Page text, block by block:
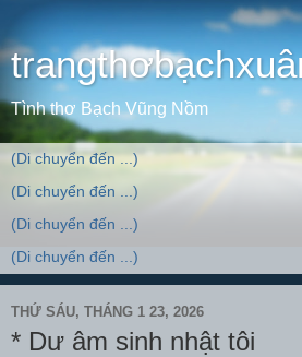
Tình thơ Bạch Vũng Nồm
THỨ SÁU, THÁNG 1 23, 2026
* Dư âm sinh nhật tôi